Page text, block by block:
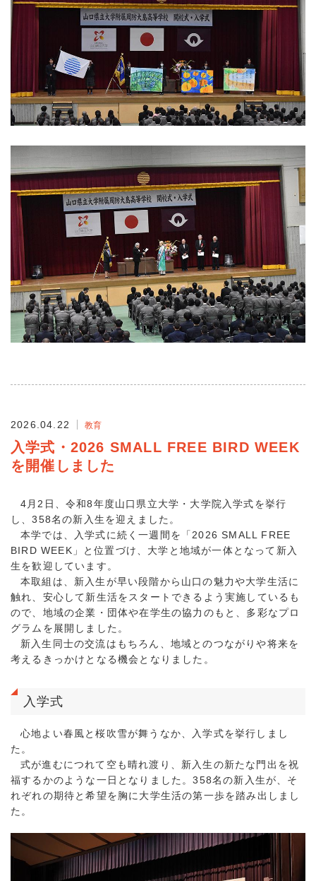
2026.04.22 教育
入学式・2026 SMALL FREE BIRD WEEK
を開催しました
4月2日、令和8年度山口県立大学・大学院入学式を挙行
し、358名の新入生を迎えました。
本学では、入学式に続く一週間を「2026 SMALL FREE
BIRD WEEK」と位置づけ、大学と地域が一体となって新入
生を歓迎しています。
本取組は、新入生が早い段階から山口の魅力や大学生活に
触れ、安心して新生活をスタートできるよう実施しているも
ので、地域の企業・団体や在学生の協力のもと、多彩なプロ
グラムを展開しました。
新入生同士の交流はもちろん、地域とのつながりや将来を
考えるきっかけとなる機会となりました。
入学式
心地よい春風と桜吹雪が舞うなか、入学式を挙行しまし
た。
式が進むにつれて空も晴れ渡り、新入生の新たな門出を祝
福するかのような一日となりました。358名の新入生が、そ
れぞれの期待と希望を胸に大学生活の第一歩を踏み出しまし
た。